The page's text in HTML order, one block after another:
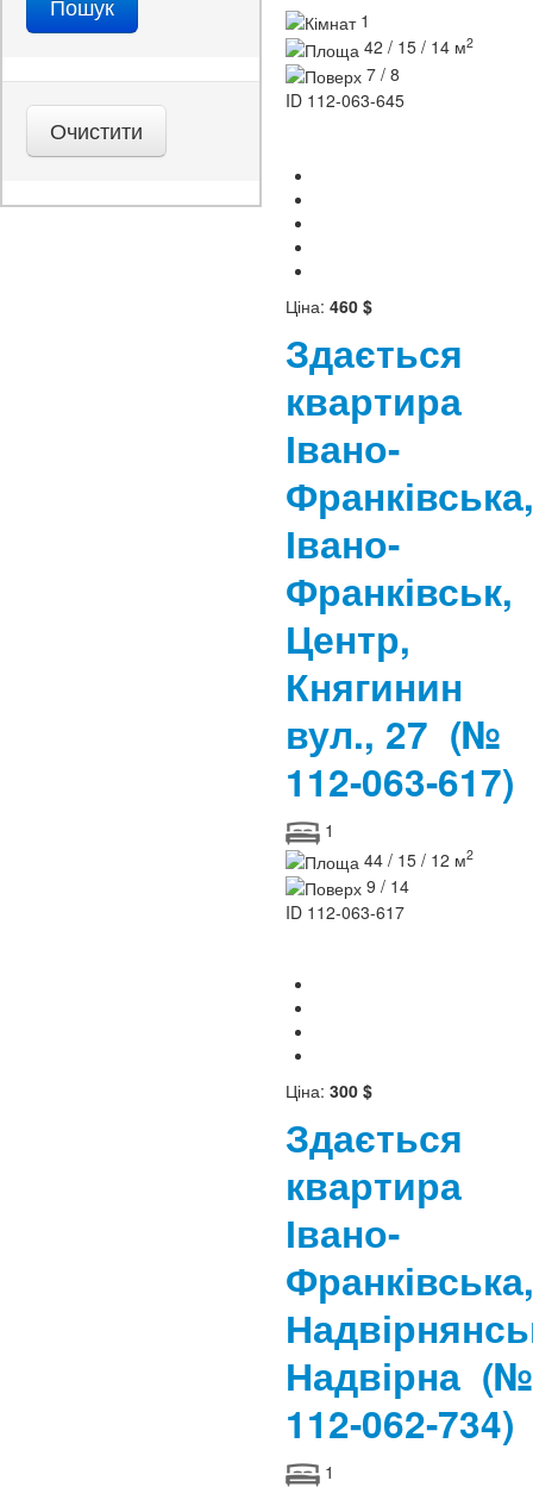
1
42 / 15 / 14 м2
7 / 8
ID 112-063-645
Ціна: 460 $
Здається
квартира
Івано-
Франківська,
Івано-
Франківськ,
Центр,
Княгинин
вул., 27 (№
112-063-617)
1
44 / 15 / 12 м2
9 / 14
ID 112-063-617
Ціна: 300 $
Здається
квартира
Івано-
Франківська,
Надвірна (№
112-062-734)
1